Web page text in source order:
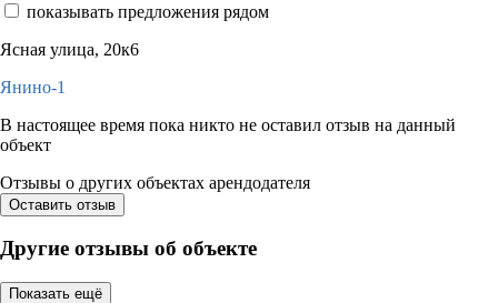
показывать предложения рядом
Ясная улица, 20к6
Янино-1
В настоящее время пока никто не оставил отзыв на данный
объект
Отзывы о других объектах арендодателя
Оставить отзыв
Другие отзывы об объекте
Показать ещё